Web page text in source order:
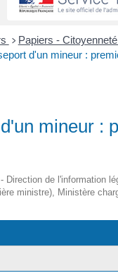
> Papiers -
d'un mineur :
mineur :
Direction de l'information
ministre), Ministère